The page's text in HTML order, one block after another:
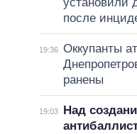
установили
после
19:36 Оккупанты
ранены
19:03
Над